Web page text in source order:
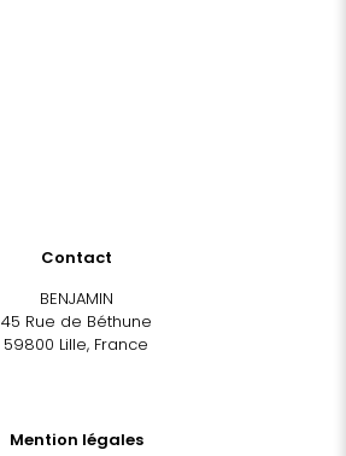
Contact
BENJAMIN
45 Rue de Béthune
59800 Lille, France
Mention légales